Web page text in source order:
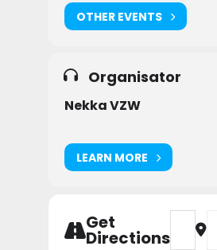
OTHER EVENTS
Organisator
Nekka VZW
LEARN MORE
Get
Directions